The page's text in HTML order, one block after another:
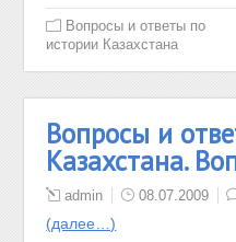
Вопросы и ответы по
истории Казахстана
Вопросы и
Казахстана.
admin 08.07.2009
(далее…)